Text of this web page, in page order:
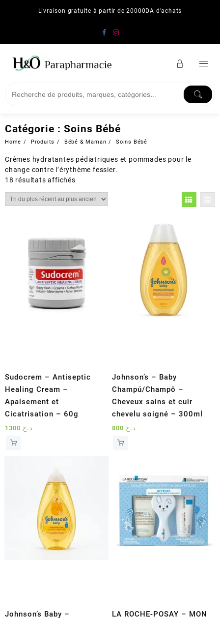
Livraison gratuite à partir de 20000DA d'achats
Catégorie : Soins Bébé
Home Produits Bébé & Maman Soins Bébé
Crèmes hydratantes pédiatriques et pommades pour le
change contre l’érythème fessier.
18 résultats affichésTrié
plus
ancien
Sudocrem – Antiseptic
Healing Cream –
Apaisement et
Cicatrisation – 60g
د.ج
Johnson’s – Baby
Champú/Champô –
Cheveux sains et cuir
chevelu soigné – 300ml
د.ج
Johnson’s Baby –
LA ROCHE-POSAY – MON